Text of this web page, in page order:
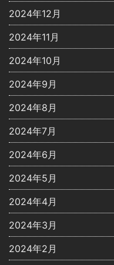
2024年12月
2024年11月
2024年10月
2024年9月
2024年8月
2024年7月
2024年6月
2024年5月
2024年4月
2024年3月
2024年2月